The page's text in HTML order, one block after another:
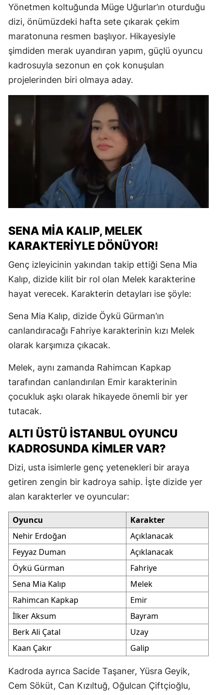
Yönetmen koltuğunda Müge Uğurlar’ın oturduğu
dizi, önümüzdeki hafta sete çıkarak çekim
maratonuna resmen başlıyor. Hikayesiyle
şimdiden merak uyandıran yapım, güçlü oyuncu
kadrosuyla sezonun en çok konuşulan
projelerinden biri olmaya aday.
SENA MIA KALIP, MELEK
KARAKTERIYLE DÖNÜYOR!
Genç izleyicinin yakından takip ettiği Sena Mia
Kalıp, dizide kilit bir rol olan Melek karakterine
hayat verecek. Karakterin detayları ise şöyle:
Sena Mia Kalıp, dizide Öykü Gürman’ın
canlandıracağı Fahriye karakterinin kızı Melek
olarak karşımıza çıkacak.
Melek, aynı zamanda Rahimcan Kapkap
tarafından canlandırılan Emir karakterinin
çocukluk aşkı olarak hikayede önemli bir yer
tutacak.
ALTI ÜSTÜ İSTANBUL OYUNCU
KADROSUNDA KIMLER VAR?
Dizi, usta isimlerle genç yetenekleri bir araya
getiren zengin bir kadroya sahip. İşte dizide yer
alan karakterler ve oyuncular:
Oyuncu
Karakter
Nehir Erdoğan
Açıklanacak
Feyyaz Duman
Açıklanacak
Öykü Gürman
Fahriye
Sena Mia Kalıp
Melek
Rahimcan Kapkap
Emir
İlker Aksum
Bayram
Berk Ali Çatal
Uzay
Kaan Çakır
Galip
Kadroda ayrıca Sacide Taşaner, Yüsra Geyik,
Cem Söküt, Can Kızıltuğ, Oğulcan Çiftçioğlu,